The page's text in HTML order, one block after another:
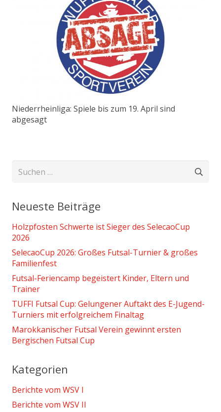
Niederrheinliga: Spiele bis zum 19. April sind
abgesagt
Suchen
Neueste Beiträge
Holzpfosten Schwerte ist Sieger des SelecaoCup
2026
SelecaoCup 2026: Großes Futsal-Turnier & großes
Familienfest
Futsal-Feriencamp begeistert Kinder, Eltern und
Trainer
TUFFI Futsal Cup: Gelungener Auftakt des E-Jugend-
Turniers mit erfolgreichem Finaltag
Marokkanischer Futsal Verein gewinnt ersten
Bergischen Futsal Cup
Kategorien
Berichte vom WSV I
Berichte vom WSV II